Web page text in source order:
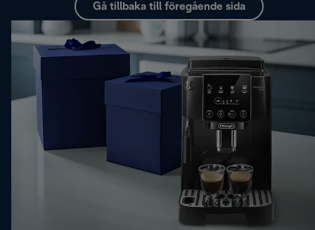
Gå tillbaka till föregående sida